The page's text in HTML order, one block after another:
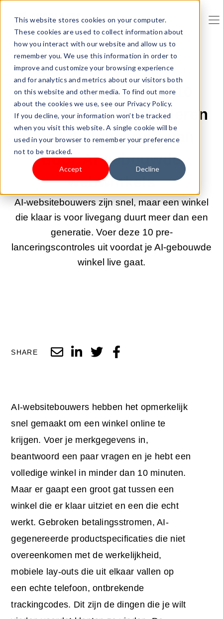
This website stores cookies on your computer.
These cookies are used to collect information about
how you interact with our website and allow us to
remember you. We use this information in order to
improve and customize your browsing experience
and for analytics and metrics about our visitors both
on this website and other media. To find out more
about the cookies we use, see our Privacy Policy.
If you decline, your information won’t be tracked
when you visit this website. A single cookie will be
used in your browser to remember your preference
not to be tracked.
Accept Decline
14-MEI-2026 9:00:03 |START EEN BEDRIJF
Nog niet lanceren: 10
punten om te controleren
vóór de lancering van
door AI gebouwde
webwinkels
AI-websitebouwers zijn snel, maar een winkel
die klaar is voor livegang duurt meer dan een
generatie. Voer deze 10 pre-
lanceringscontroles uit voordat je AI-gebouwde
winkel live gaat.
SHARE
AI-websitebouwers hebben het opmerkelijk
snel gemaakt om een winkel online te
krijgen. Voer je merkgegevens in,
beantwoord een paar vragen en je hebt een
volledige winkel in minder dan 10 minuten.
Maar er gaapt een groot gat tussen een
winkel die er klaar uitziet en een die echt
werkt. Gebroken betalingsstromen, AI-
gegenereerde productspecificaties die niet
overeenkomen met de werkelijkheid,
mobiele lay-outs die uit elkaar vallen op
een echte telefoon, ontbrekende
trackingcodes. Dit zijn de dingen die je wilt